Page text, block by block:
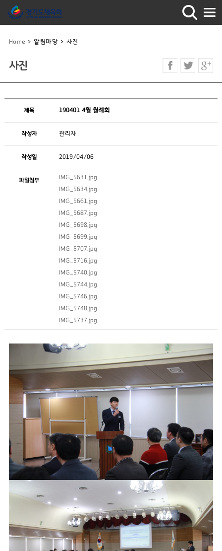
Home > 알림마당 > 사진
사진
제목 190401 4월 월례회
작성자 관리자
작성일 2019/04/06
파일첨부
IMG_5631.jpg
IMG_5634.jpg
IMG_5661.jpg
IMG_5687.jpg
IMG_5698.jpg
IMG_5699.jpg
IMG_5707.jpg
IMG_5716.jpg
IMG_5740.jpg
IMG_5744.jpg
IMG_5746.jpg
IMG_5748.jpg
IMG_5737.jpg